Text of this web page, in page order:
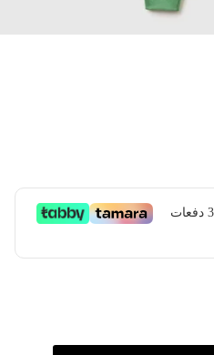
​ الآن والباقي على 3 دفعات